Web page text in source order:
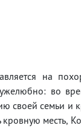
на
во
своей семьи и
месть,